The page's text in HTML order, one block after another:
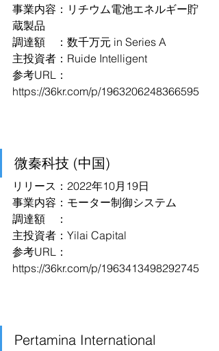
事業内容：リチウム電池エネルギー貯
蔵製品
調達額　：数千万元 in Series A
主投資者：Ruide Intelligent
参考URL：
https://36kr.com/p/1963206248366595
微秦科技 (中国)
リリース：2022年10月19日
事業内容：モーター制御システム
調達額　：
主投資者：Yilai Capital
参考URL：
https://36kr.com/p/1963413498292745
Pertamina International